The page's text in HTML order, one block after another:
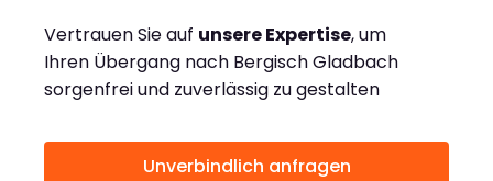
Vertrauen Sie auf unsere Expertise, um
Ihren Übergang nach Bergisch Gladbach
sorgenfrei und zuverlässig zu gestalten
Unverbindlich anfragen